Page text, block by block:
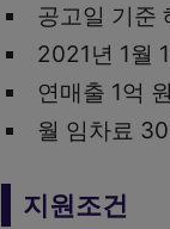
공고일 기준
2021년 1월
연매출 1억
월 임차료
지원조건